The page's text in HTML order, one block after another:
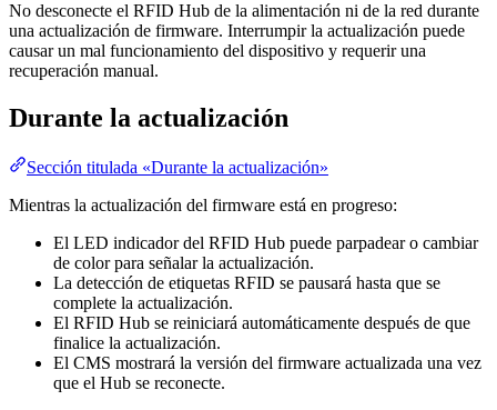
No desconecte el RFID Hub de la alimentación ni de la red durante
una actualización de firmware. Interrumpir la actualización puede
causar un mal funcionamiento del dispositivo y requerir una
recuperación manual.
Durante la actualización
Sección titulada «Durante la actualización»
Mientras la actualización del firmware está en progreso:
El LED indicador del RFID Hub puede parpadear o cambiar
de color para señalar la actualización.
La detección de etiquetas RFID se pausará hasta que se
complete la actualización.
El RFID Hub se reiniciará automáticamente después de que
finalice la actualización.
El CMS mostrará la versión del firmware actualizada una vez
que el Hub se reconecte.